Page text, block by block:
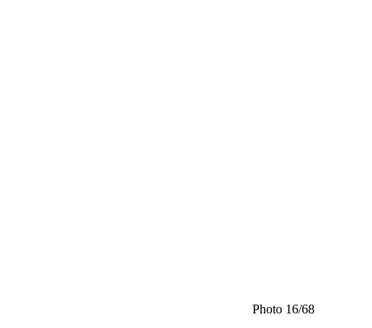
Photo 16/68